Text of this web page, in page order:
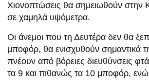
Χιονοπτώσεις θα σημειωθούν στην
σε χαμηλά υψόμετρα.
Οι άνεμοι που τη Δευτέρα δεν θα
μποφόρ, θα ενισχυθούν σημαντικά
πνέουν από βόρειες διευθύνσεις
τα 9 και πιθανώς τα 10 μποφόρ,